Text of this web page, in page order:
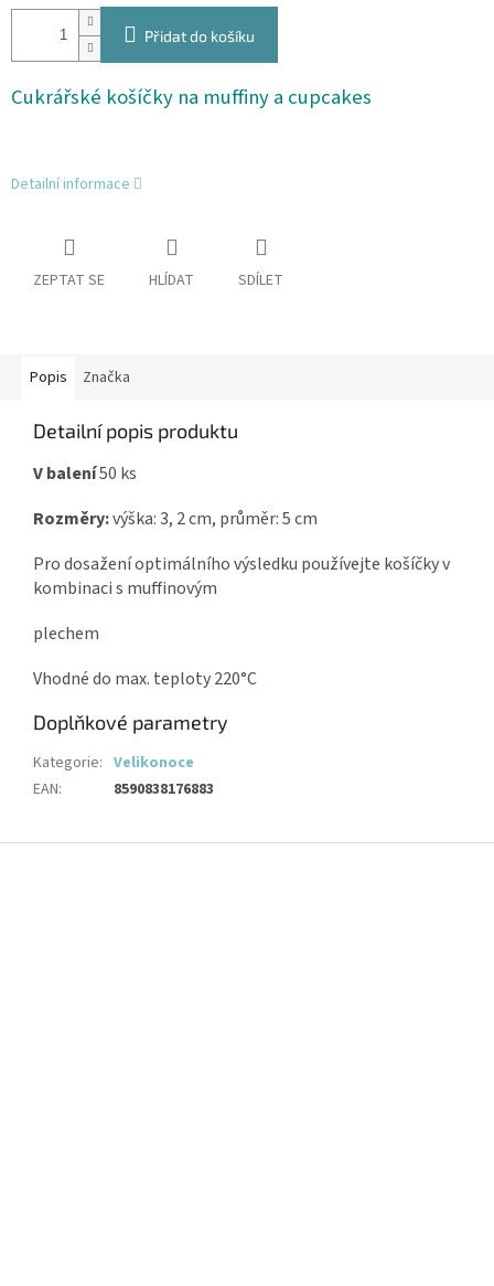
Přidat do košíku
Cukrářské košíčky na muffiny a cupcakes
Detailní informace
ZEPTAT SE HLÍDAT SDÍLET
Popis Značka
Detailní popis produktu
V balení50 ks
Rozměry:výška: 3, 2 cm, průměr: 5 cm
Pro dosažení optimálního výsledku používejte košíčky v
kombinaci s muffinovým
plechem
Vhodné do max. teploty 220°C
Doplňkové parametry
Kategorie: Velikonoce
EAN: 8590838176883